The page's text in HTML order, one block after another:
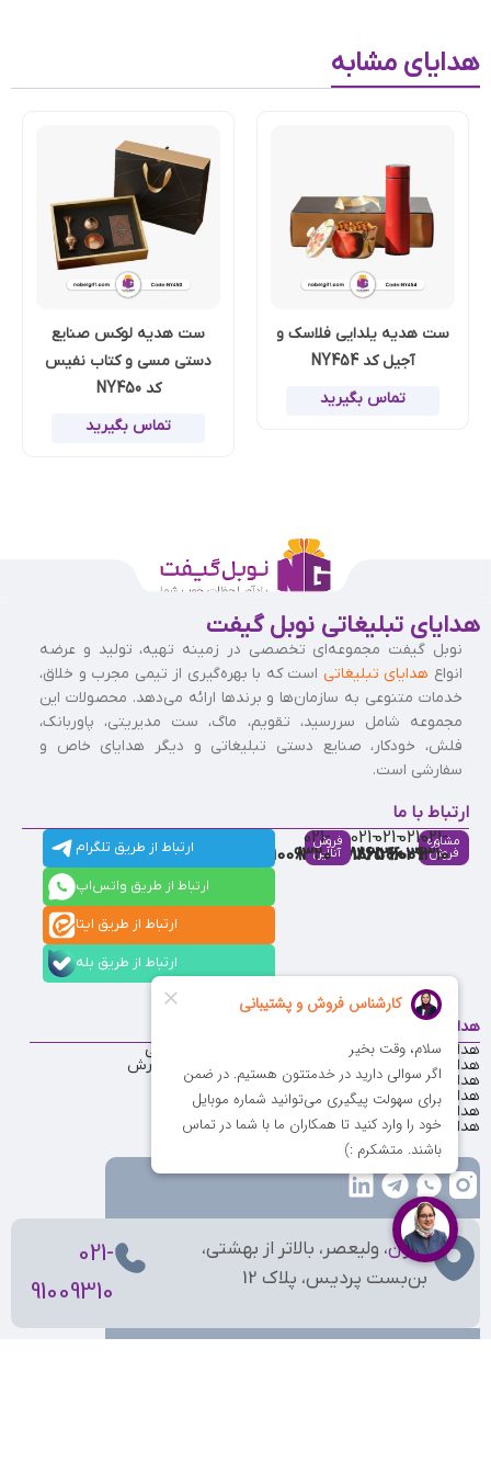
هدایای مشابه
ست هدیه یلدایی فلاسک و
آجیل کد NY454
تماس بگیرید
ست هدیه لوکس صنایع
دستی مسی و کتاب نفیس
کد NY450
تماس بگیرید
هدایای تبلیغاتی نوبل گیفت
نوبل گیفت مجموعه‌ای تخصصی در زمینه تهیه، تولید و عرضه
انواع هدایای تبلیغاتی است که با بهره‌گیری از تیمی مجرب و خلاق،
خدمات متنوعی به سازمان‌ها و برندها ارائه می‌دهد. محصولات این
مجموعه شامل سررسید، تقویم، ماگ، ست مدیریتی، پاوربانک،
فلش، خودکار، صنایع دستی تبلیغاتی و دیگر هدایای خاص و
سفارشی است.
ارتباط با ما
مشاوره
فروش
021-
91009310
021-
86126036
021-
86126506
021-
88537803
فروش
آنلاین
021-
91009320
ارتباط از طریق تلگرام
ارتباط از طریق واتس‌اپ
ارتباط از طریق ایتا
ارتباط از طریق بله
هدایای منتخب
هدایای تبلیغاتی ارزان
هدایای تبلیغاتی تا 200 هزار تومان
هدایای تبلیغاتی تا 100 هزار تومان
هدایای تبلیغاتی تا 50 هزار تومان
هدایای تبلیغاتی یلدا
هدایای تبلیغاتی عید نوروز
فرصت‌های شغلی
قوانین ثبت سفارش
مشتریان ما
نظرات مشتریان
تماس با ما
درباره ما
تهران، ولیعصر، بالاتر از بهشتی،
بن‌بست پردیس، پلاک 12
021-
91009310